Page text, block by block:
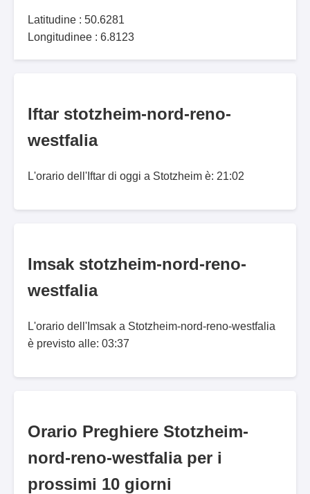
Latitudine : 50.6281
Longitudinee : 6.8123
Iftar stotzheim-nord-reno-
westfalia
L'orario dell'Iftar di oggi a Stotzheim è: 21:02
Imsak stotzheim-nord-reno-
westfalia
L'orario dell'Imsak a Stotzheim-nord-reno-westfalia
è previsto alle: 03:37
Orario Preghiere Stotzheim-
nord-reno-westfalia per i
prossimi 10 giorni